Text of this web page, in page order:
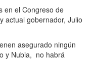
en el Congreso de
actual gobernador, Julio
asegurado ningún
y Nubia, no habrá